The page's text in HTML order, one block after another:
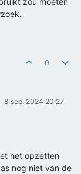
0
8 sep. 2024 20:27
het opzetten
nog niet van de